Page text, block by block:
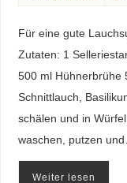
Für eine gute
Zutaten: 1
500 ml Hühnerbrühe
Schnittlauch,
schälen und in
waschen, putzen
Weiter lesen